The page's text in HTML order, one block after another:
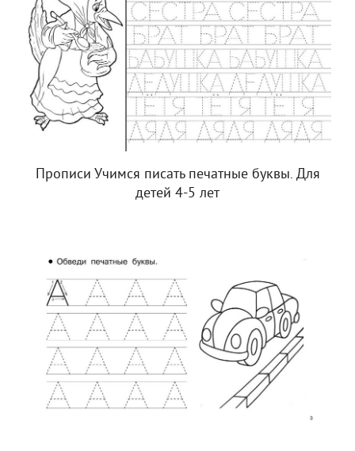
Прописи Учимся писать печатные буквы. Для
детей 4-5 лет